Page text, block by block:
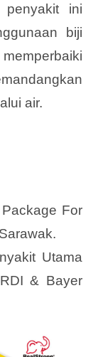
penyakit ini
biji
air.
For
Utama
& Bayer